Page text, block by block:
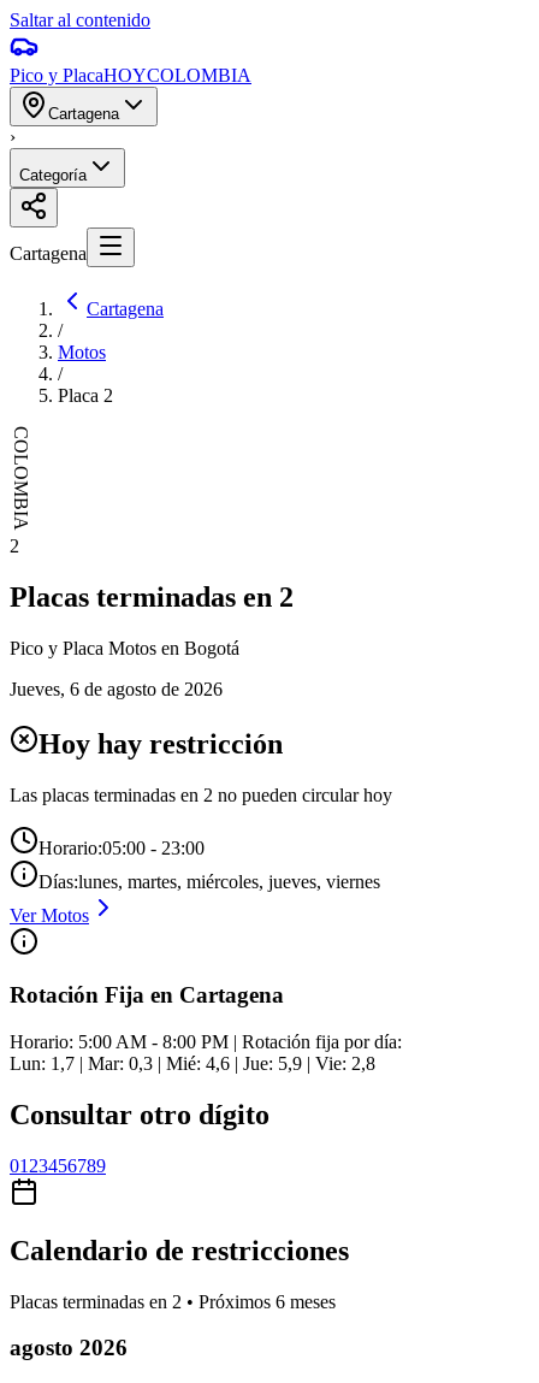
Saltar al contenido
Pico y PlacaHOYCOLOMBIA
Cartagena
›
Categoría
Cartagena
Cartagena
/
Motos
/
Placa 2
COLOMBIA
2
Placas terminadas en 2
Pico y Placa Motos en Bogotá
Jueves, 6 de agosto de 2026
Hoy hay restricción
Las placas terminadas en 2 no pueden circular hoy
Horario:05:00 - 23:00
Días:lunes, martes, miércoles, jueves, viernes
VerMotos
Rotación Fija en Cartagena
Horario: 5:00 AM - 8:00 PM | Rotación fija por día:
Lun: 1,7 | Mar: 0,3 | Mié: 4,6 | Jue: 5,9 | Vie: 2,8
Consultar otro dígito
01 23456789
Calendario de restricciones
Placas terminadas en 2 • Próximos 6 meses
agosto 2026